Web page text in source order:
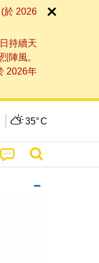
於 2026
持續天
陣風。
2026年
35°C